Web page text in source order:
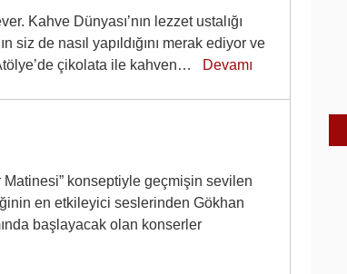
Kahve Dünyası’nın lezzet ustalığı
siz de nasıl yapıldığını merak ediyor ve
çikolata ile kahven…
Devamı
konseptiyle geçmişin sevilen
en etkileyici seslerinden Gökhan
başlayacak olan konserler